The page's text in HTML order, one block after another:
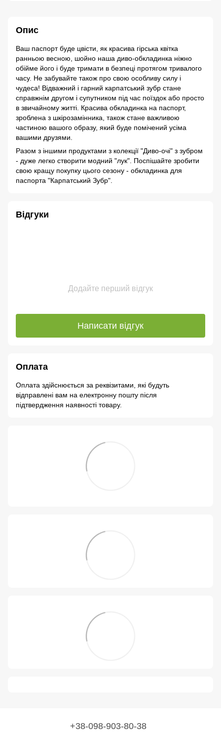
Опис
Ваш паспорт буде цвісти, як красива гірська квітка
ранньою весною, шойно наша диво-обкладинка ніжно
обійме його і буде тримати в безпеці протягом тривалого
часу. Не забувайте також про свою особливу силу і
чудеса! Відважний і гарний карпатський зубр стане
справжнім другом і супутником під час поїздок або просто
в звичайному житті. Красива обкладинка на паспорт,
зроблена з шкірозамінника, також стане важливою
частиною вашого образу, який буде помічений усіма
вашими друзями.
Разом з іншими продуктами з колекції "Диво-очі" з зубром
- дуже легко створити модний "лук". Поспішайте зробити
свою кращу покупку цього сезону - обкладинка для
паспорта "Карпатський Зубр".
Відгуки
Додайте перший відгук
Написати відгук
Оплата
Оплата здійснюється за реквізитами, які будуть
відправлені вам на електронну пошту після
підтвердження наявності товару.
+38-098-903-80-38